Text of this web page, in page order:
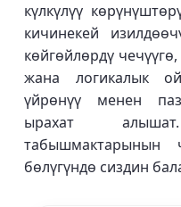
күлкүлүү
кичинекей
көйгөйлөрдү
жана логикалык ой
үйрөнүү менен
ырахат
бөлүгүндө сиздин